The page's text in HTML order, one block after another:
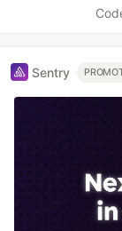
Sentry